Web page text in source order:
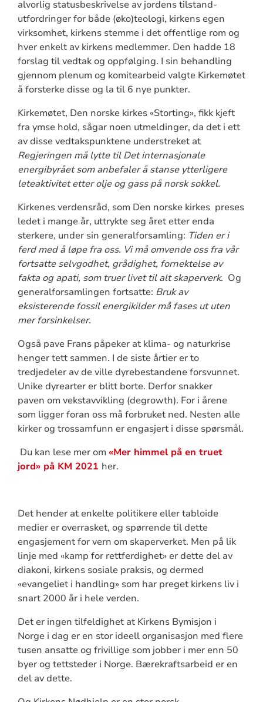
alvorlig statusbeskrivelse av jordens tilstand-
utfordringer for både (øko)teologi, kirkens egen
virksomhet, kirkens stemme i det offentlige rom og
hver enkelt av kirkens medlemmer. Den hadde 18
forslag til vedtak og oppfølging. I sin behandling
gjennom plenum og komitearbeid valgte Kirkemøtet
å forsterke disse og la til 6 nye punkter.
Kirkemøtet, Den norske kirkes «Storting», fikk kjeft
fra ymse hold, sågar noen utmeldinger, da det i ett
av disse vedtakspunktene understreket at
Regjeringen må lytte til Det internasjonale
energibyrået som anbefaler å stanse ytterligere
leteaktivitet etter olje og gass på norsk sokkel.
Kirkenes verdensråd, som Den norske kirkes preses
ledet i mange år, uttrykte seg året etter enda
sterkere, under sin generalforsamling: Tiden er i
ferd med å løpe fra oss. Vi må omvende oss fra vår
fortsatte selvgodhet, grådighet, fornektelse av
fakta og apati, som truer livet til alt skaperverk. Og
generalforsamlingen fortsatte: Bruk av
eksisterende fossil energikilder må fases ut uten
mer forsinkelser.
Også pave Frans påpeker at klima- og naturkrise
henger tett sammen. I de siste årtier er to
tredjedeler av de ville dyrebestandene forsvunnet.
Unike dyrearter er blitt borte. Derfor snakker
paven om vekstavvikling (degrowth). For i årene
som ligger foran oss må forbruket ned. Nesten alle
kirker og trossamfunn er engasjert i disse spørsmål.
Du kan lese mer om «Mer himmel på en truet
jord» på KM 2021 her.
Det hender at enkelte politikere eller tabloide
medier er overrasket, og spørrende til dette
engasjement for vern om skaperverket. Men på lik
linje med «kamp for rettferdighet» er dette del av
diakoni, kirkens sosiale praksis, og dermed
«evangeliet i handling» som har preget kirkens liv i
snart 2000 år i hele verden.
Det er ingen tilfeldighet at Kirkens Bymisjon i
Norge i dag er en stor ideell organisasjon med flere
tusen ansatte og frivillige som jobber i mer enn 50
byer og tettsteder i Norge. Bærekraftsarbeid er en
del av dette.